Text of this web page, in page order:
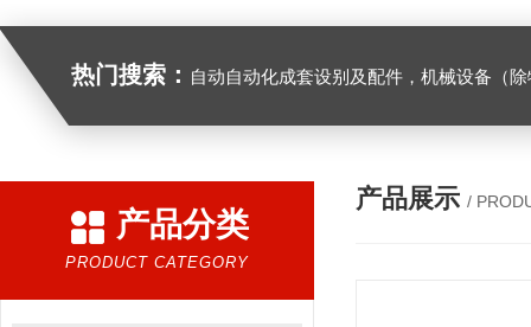
热门搜索： 自动自动化成套设别及配件，机械设备（除特种设备）及配件制造，加工（以上限分支机构经营），设计，批发，零售，模具，五金制品，工具加工（限分支机构经营），设计，批发，零售。五金交电，金属材料，金属制品，不锈钢制品，建筑材料，钢材，橡塑制品，环保设备，润滑剂，汽车配件，摩托车配件的批发，零售。（企业经营涉及行政许可的，凭许可证件经营）化成套设别及配件，机械设备（除特种设
产品分类
PRODUCT CATEGORY
产品展示 /